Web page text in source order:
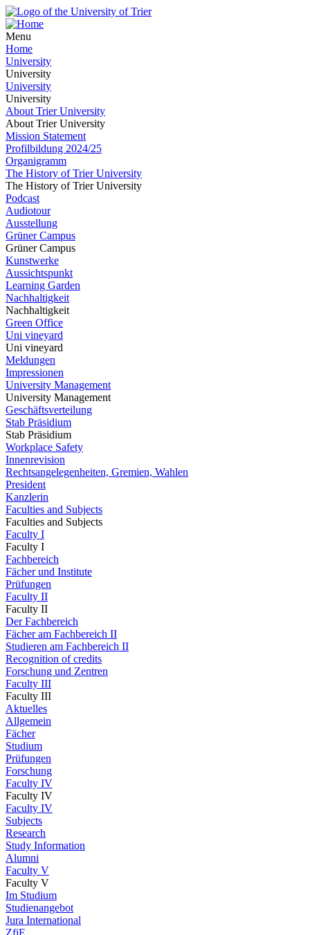
Menu
Home
University
University
University
University
About Trier University
About Trier University
Mission Statement
Profilbildung 2024/25
Organigramm
The History of Trier University
The History of Trier University
Podcast
Audiotour
Ausstellung
Grüner Campus
Grüner Campus
Kunstwerke
Aussichtspunkt
Learning Garden
Nachhaltigkeit
Nachhaltigkeit
Green Office
Uni vineyard
Uni vineyard
Meldungen
Impressionen
University Management
University Management
Geschäftsverteilung
Stab Präsidium
Stab Präsidium
Workplace Safety
Innenrevision
Rechtsangelegenheiten, Gremien, Wahlen
President
Kanzlerin
Faculties and Subjects
Faculties and Subjects
Faculty I
Faculty I
Fachbereich
Fächer und Institute
Prüfungen
Faculty II
Faculty II
Der Fachbereich
Fächer am Fachbereich II
Studieren am Fachbereich II
Recognition of credits
Forschung und Zentren
Faculty III
Faculty III
Aktuelles
Allgemein
Fächer
Studium
Prüfungen
Forschung
Faculty IV
Faculty IV
Faculty IV
Subjects
Research
Study Information
Alumni
Faculty V
Faculty V
Im Studium
Studienangebot
Jura International
ZfjE